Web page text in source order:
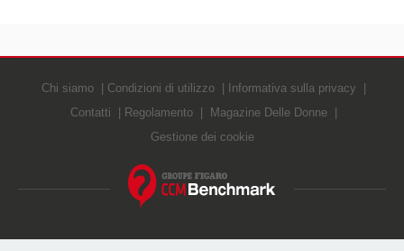
Chi siamo Condizioni di utilizzo
Informativa sulla privacy
Contatti
Regolamento
Magazine Delle Donne
Gestione dei cookie